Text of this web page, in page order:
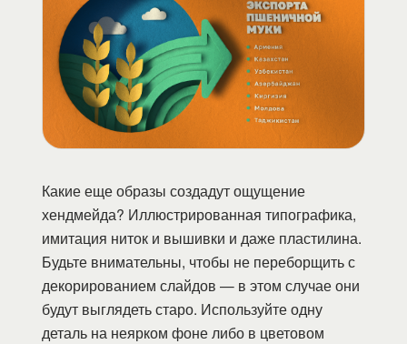
Какие еще образы создадут ощущение
хендмейда? Иллюстрированная типографика,
имитация ниток и вышивки и даже пластилина.
Будьте внимательны, чтобы не переборщить с
декорированием слайдов — в этом случае они
будут выглядеть старо. Используйте одну
деталь на неярком фоне либо в цветовом